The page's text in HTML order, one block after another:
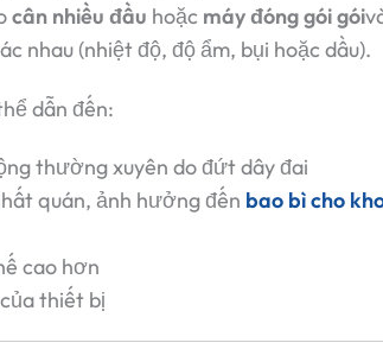
cân nhiều đầu hoặc máy đóng gói gói
nhau (nhiệt độ, độ ẩm, bụi hoặc dầu).
dẫn đến:
thường xuyên do đứt dây đai
quán, ảnh hưởng đến bao bì cho
cao hơn
thiết bị